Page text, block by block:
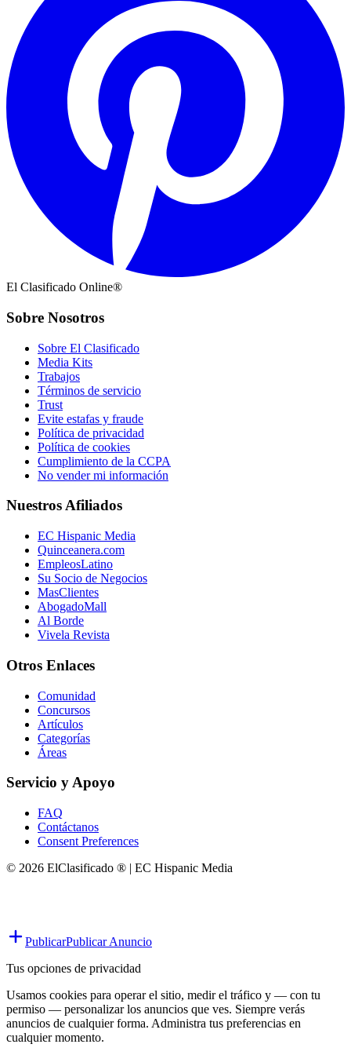
El Clasificado Online®
Sobre Nosotros
Sobre El Clasificado
Media Kits
Trabajos
Términos de servicio
Trust
Evite estafas y fraude
Política de privacidad
Política de cookies
Cumplimiento de la CCPA
No vender mi información
Nuestros Afiliados
EC Hispanic Media
Quinceanera.com
EmpleosLatino
Su Socio de Negocios
MasClientes
AbogadoMall
Al Borde
Vivela Revista
Otros Enlaces
Comunidad
Concursos
Artículos
Categorías
Áreas
Servicio y Apoyo
FAQ
Contáctanos
Consent Preferences
© 2026 ElClasificado ® | EC Hispanic Media
PublicarPublicar Anuncio
Tus opciones de privacidad
Usamos cookies para operar el sitio, medir el tráfico y — con tu
permiso — personalizar los anuncios que ves. Siempre verás
anuncios de cualquier forma. Administra tus preferencias en
cualquier momento.